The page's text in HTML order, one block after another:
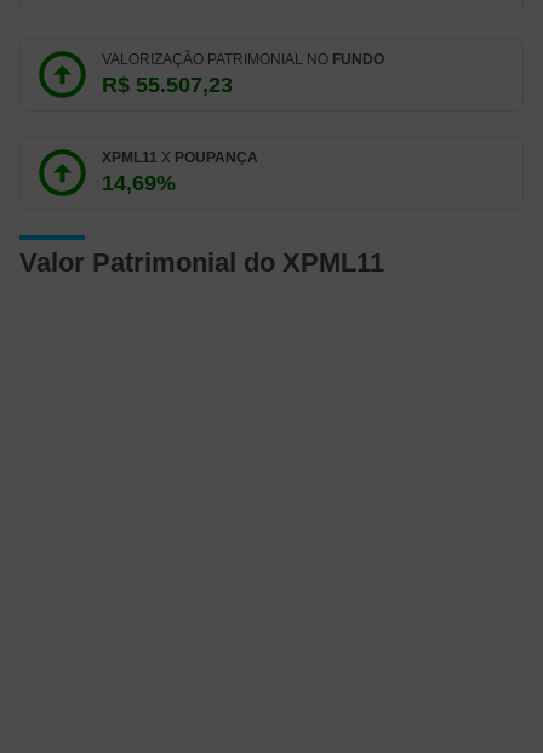
VALORIZAÇÃO PATRIMONIAL NO FUNDO
R$ 55.507,23
XPML11 X POUPANÇA
14,69%
Valor Patrimonial do XPML11